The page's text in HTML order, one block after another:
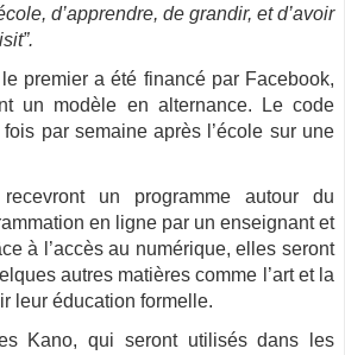
d’apprendre, de grandir, et d’avoir
premier a été financé par Facebook,
un modèle en alternance. Le code
par semaine après l’école sur une
un programme autour du
en ligne par un enseignant et
à l’accès au numérique, elles seront
autres matières comme l’art et la
leur éducation formelle.
Kano, qui seront utilisés dans les